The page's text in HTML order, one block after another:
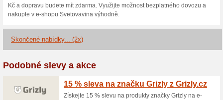
Aktuální slevy a
Doprava zdarma po